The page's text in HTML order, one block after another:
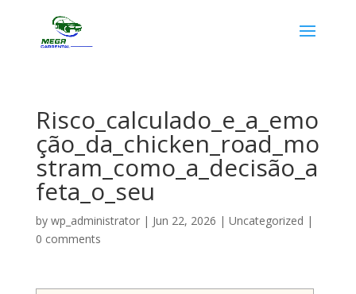
Risco_calculado_e_a_emo
ção_da_chicken_road_mo
stram_como_a_decisão_a
feta_o_seu
by wp_administrator| Jun 22, 2026 | Uncategorized |
0 comments